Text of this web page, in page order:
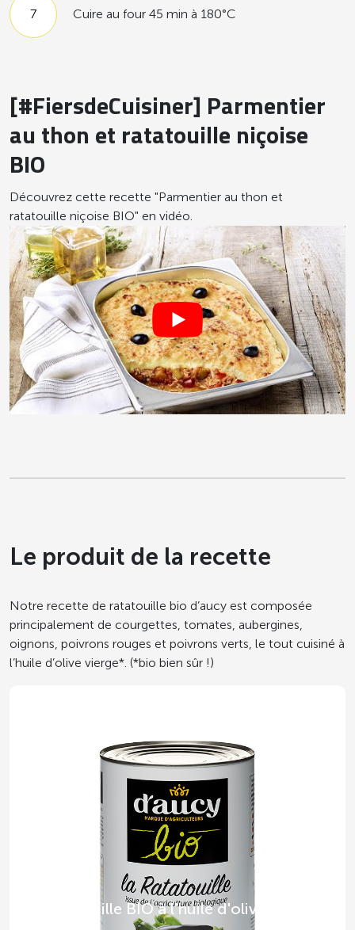
Cuire au four 45 min à 180°C
[#FiersdeCuisiner] Parmentier
au thon et ratatouille niçoise
BIO
Découvrez cette recette "Parmentier au thon et
ratatouille niçoise BIO" en vidéo.
Le produit de la recette
Notre recette de ratatouille bio d’aucy est composée
principalement de courgettes, tomates, aubergines,
oignons, poivrons rouges et poivrons verts, le tout cuisiné à
l’huile d’olive vierge*. (*bio bien sûr !)
Ratatouille BIO à l'huile d'olive